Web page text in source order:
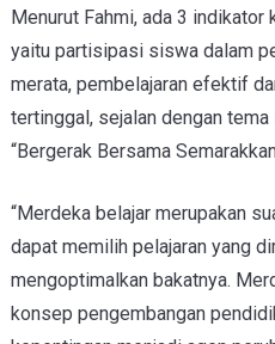
Menurut Fahmi, ada 3
yaitu partisipasi siswa dalam
merata, pembelajaran efektif
tertinggal, sejalan dengan
“Bergerak Bersama
“Merdeka belajar merupakan
dapat memilih pelajaran yang
mengoptimalkan bakatnya.
konsep pengembangan